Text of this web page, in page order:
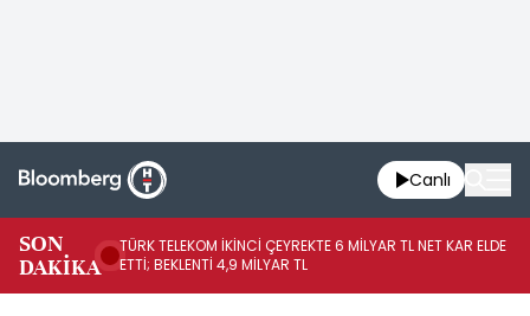
Canlı
SON
DAKİKA
TÜRK TELEKOM İKİNCİ ÇEYREKTE 6 MİLYAR TL NET KAR ELDE
ETTİ; BEKLENTİ 4,9 MİLYAR TL